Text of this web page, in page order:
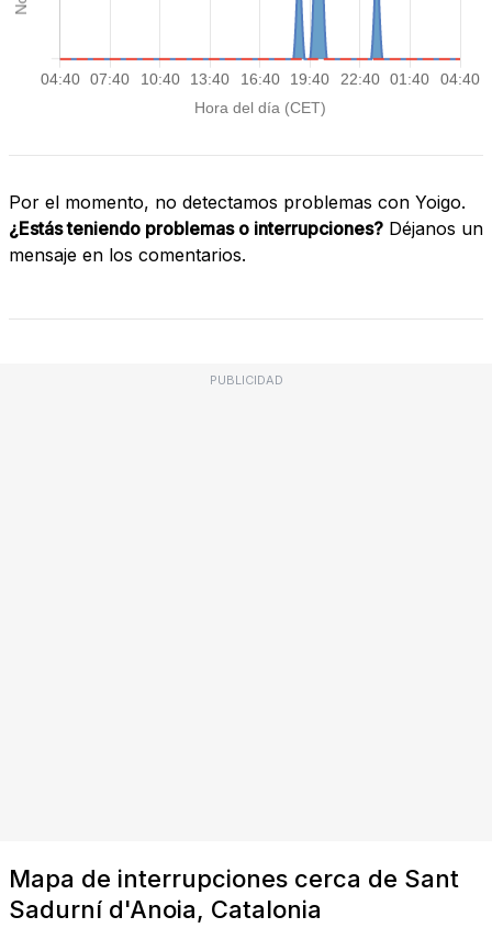
Por el momento, no detectamos problemas con Yoigo.
¿Estás teniendo problemas o interrupciones? Déjanos un
mensaje en los comentarios.
PUBLICIDAD
Mapa de interrupciones cerca de Sant
Sadurní d'Anoia, Catalonia